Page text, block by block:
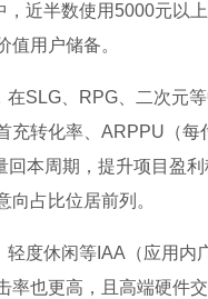
，近半数使用5000元以
值用户储备。
在SLG、RPG、二次元
充转化率、ARPPU（
回本周期，提升项目盈
向占比位居前列。
轻度休闲等IAA（应用内
率也更高，且高端硬件